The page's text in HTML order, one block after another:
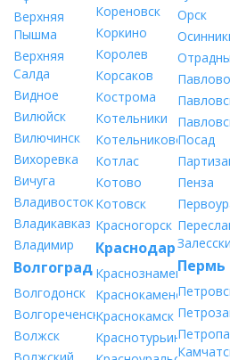
Верхняя
Пышма
Верхняя
Салда
Видное
Вилюйск
Вилючинск
Вихоревка
Вичуга
Владивосток
Владикавказ
Владимир
Волгоград
Волгодонск
Волгореченск
Волжск
Кореновск
Коркино
Королев
Корсаков
Кострома
Котельники
Котельниково
Котлас
Котово
Котовск
Красногорск
Краснодар
Краснознаменск
Краснокаменск
Краснокамск
Краснотурьинск
Орск
Павлово
Посад
Пенза
Пермь